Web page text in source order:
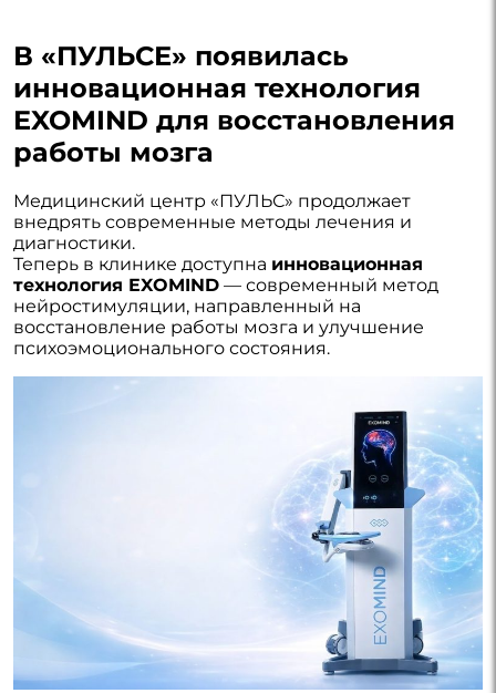
В «ПУЛЬСЕ» появилась
инновационная технология
EXOMIND для восстановления
работы мозга
Медицинский центр «ПУЛЬС» продолжает
внедрять современные методы лечения и
диагностики.
Теперь в клинике доступна инновационная
технология EXOMIND — современный метод
нейростимуляции, направленный на
восстановление работы мозга и улучшение
психоэмоционального состояния.